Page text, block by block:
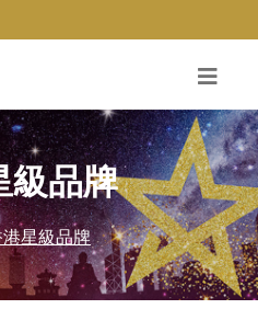
級品牌
星級品牌